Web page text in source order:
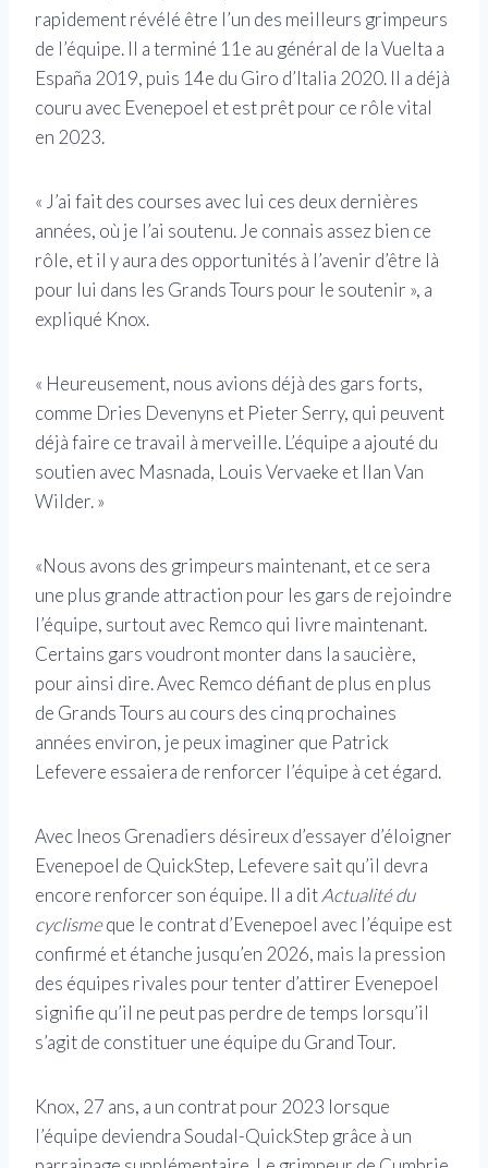
rapidement révélé être l’un des meilleurs grimpeurs
de l’équipe. Il a terminé 11e au général de la Vuelta a
España 2019, puis 14e du Giro d’Italia 2020. Il a déjà
couru avec Evenepoel et est prêt pour ce rôle vital
en 2023.
« J’ai fait des courses avec lui ces deux dernières
années, où je l’ai soutenu. Je connais assez bien ce
rôle, et il y aura des opportunités à l’avenir d’être là
pour lui dans les Grands Tours pour le soutenir », a
expliqué Knox.
« Heureusement, nous avions déjà des gars forts,
comme Dries Devenyns et Pieter Serry, qui peuvent
déjà faire ce travail à merveille. L’équipe a ajouté du
soutien avec Masnada, Louis Vervaeke et Ilan Van
Wilder. »
«Nous avons des grimpeurs maintenant, et ce sera
une plus grande attraction pour les gars de rejoindre
l’équipe, surtout avec Remco qui livre maintenant.
Certains gars voudront monter dans la saucière,
pour ainsi dire. Avec Remco défiant de plus en plus
de Grands Tours au cours des cinq prochaines
années environ, je peux imaginer que Patrick
Lefevere essaiera de renforcer l’équipe à cet égard.
Avec Ineos Grenadiers désireux d’essayer d’éloigner
Evenepoel de QuickStep, Lefevere sait qu’il devra
encore renforcer son équipe. Il a ditActualité du
cyclismeque le contrat d’Evenepoel avec l’équipe est
confirmé et étanche jusqu’en 2026, mais la pression
des équipes rivales pour tenter d’attirer Evenepoel
signifie qu’il ne peut pas perdre de temps lorsqu’il
s’agit de constituer une équipe du Grand Tour.
Knox, 27 ans, a un contrat pour 2023 lorsque
l’équipe deviendra Soudal-QuickStep grâce à un